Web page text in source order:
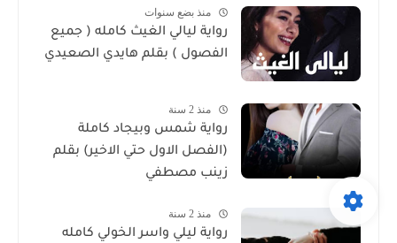
منذ بضع سنوات
رواية ليالي الغيث كامله ( جميع
الفصول ) بقلم هايدي الصعيدي
منذ 2 سنة
رواية شمس وبيجاد كاملة
(الفصل الاول حتي الاخير) بقلم
زينب مصطفي
منذ 2 سنة
رواية ليلي واسر الخولي كامله